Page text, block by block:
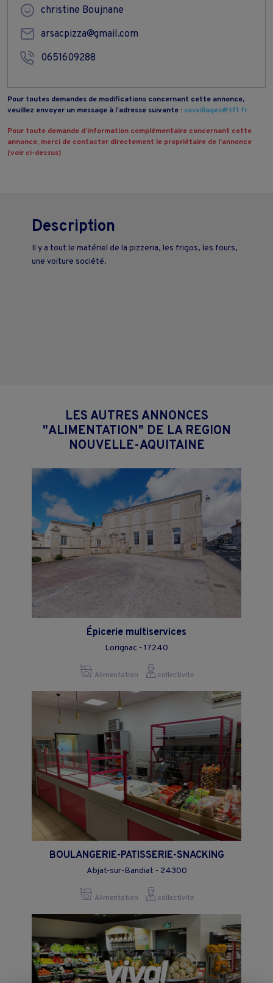
christine Boujnane
arsacpizza@gmail.com
0651609288
Pour toutes demandes de modifications concernant cette annonce,
veuillez envoyer un message à l’adresse suivante : sosvillages@tf1.fr
Pour toute demande d’information complémentaire concernant cette
annonce, merci de contacter directement le propriétaire de l’annonce
(voir ci-dessus)
Description
Il y a tout le matériel de la pizzeria, les frigos, les fours,
une voiture société.
LES AUTRES ANNONCES
"ALIMENTATION" DE LA REGION
NOUVELLE-AQUITAINE
Épicerie multiservices
Lorignac - 17240
Alimentation collectivite
BOULANGERIE-PATISSERIE-SNACKING
Abjat-sur-Bandiat - 24300
Alimentation collectivite